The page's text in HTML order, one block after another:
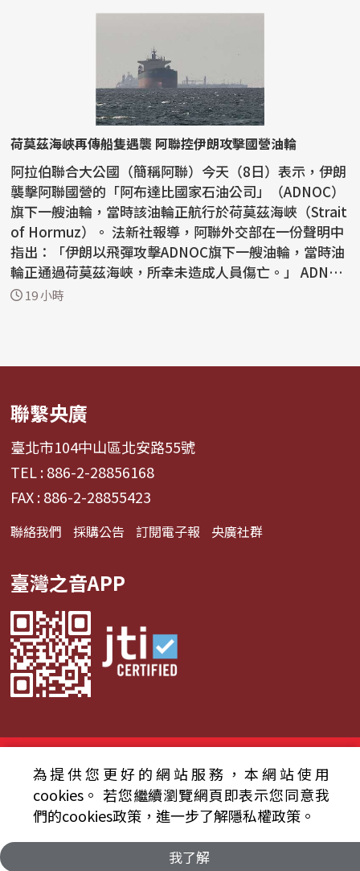
荷莫茲海峽再傳船隻遇襲 阿聯控伊朗攻擊國營油輪
阿拉伯聯合大公國（簡稱阿聯）今天（8日）表示，伊朗
襲擊阿聯國營的「阿布達比國家石油公司」（ADNOC）
旗下一艘油輪，當時該油輪正航行於荷莫茲海峽（Strait
of Hormuz）。 法新社報導，阿聯外交部在一份聲明中
指出：「伊朗以飛彈攻擊ADNOC旗下一艘油輪，當時油
輪正通過荷莫茲海峽，所幸未造成人員傷亡。」 ADNOC
昨...19 小時
聯繫央廣
臺北市104中山區北安路55號
TEL : 886-2-28856168
FAX : 886-2-28855423
聯絡我們 採購公告 訂閱電子報 央廣社群
臺灣之音APP
© 2024財團法人中央廣播電臺 版權所有
資通安全政策聲明
服務條款 隱私權條款
為提供您更好的網站服務，本網站使用
cookies。 若您繼續瀏覽網頁即表示您同意我
們的cookies政策，進一步了解隱私權政策。
我了解